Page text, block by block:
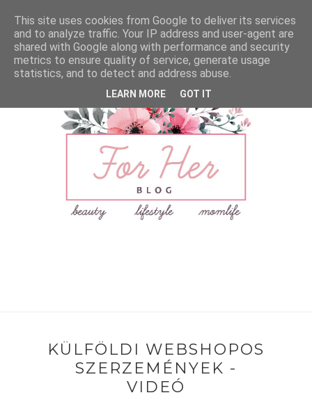
KÜLFÖLDI WEBSHOPOS
SZERZEMÉNYEK -
VIDEÓ
This site uses cookies from Google to deliver its services
and to analyze traffic. Your IP address and user-agent are
shared with Google along with performance and security
metrics to ensure quality of service, generate usage
statistics, and to detect and address abuse.
LEARN MORE GOT IT